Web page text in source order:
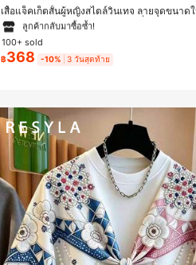
เสื้อแจ็คเก็ตสั้นผู้หญิงสไตล์วินเทจ ลายจุดขนาด
เอวเข้ารูป แขนพอง ทรงหลวม แฟชั่นอเนกประส
ส่ประจำวันและไปเที่ยวพักผ่อน
ลูกค้ากลับมาซื้อซ้ำ!
#1 ขายดี ใน กระเป๋า เสื้อคลุมลำลอง
ลูกค้ากลับมาซื้อซ้ำ!
#1 ขายดี ใน กระเป๋า เสื้อคลุมลำลอง
ลูกค้ากลับมาซื้อซ้ำ!
#1 ขายดี
ใน กระเป๋า เสื้อคลุมลำลอง
100+ sold
฿368 -10% 3 วันสุดท้าย